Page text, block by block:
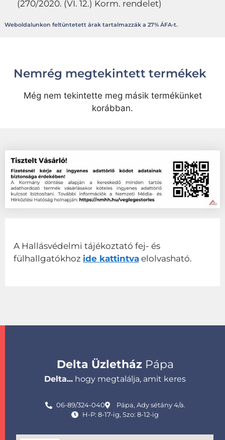
(270/2020. (VI. 12.) Korm. rendelet)
Weboldalunkon feltüntetett árak tartalmazzák a 27% ÁFA-t.
Nemrég megtekintett termékek
Még nem tekintette meg másik termékünket
korábban.
A Hallásvédelmi tájékoztató fej- és
fülhallgatókhoz ide kattintva elolvasható.
Delta ÜzletházPápa
Delta... hogy megtalálja, amit keres
06-89/324-040
Pápa, Ady sétány 4/a.
H-P: 8-17-ig, Szo: 8-12-ig